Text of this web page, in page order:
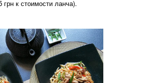
грн к стоимости ланча).